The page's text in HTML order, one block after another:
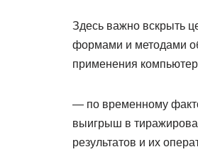
Здесь важно вскрыть
формами и методами
применения
— по временному
выигрыш в
результатов и их